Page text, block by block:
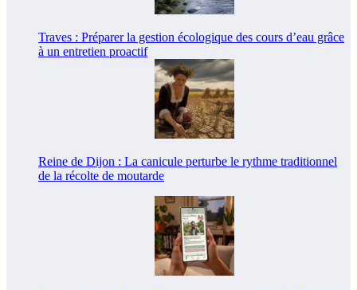
Traves : Préparer la gestion écologique des cours d’eau grâce
à un entretien proactif
Reine de Dijon : La canicule perturbe le rythme traditionnel
de la récolte de moutarde